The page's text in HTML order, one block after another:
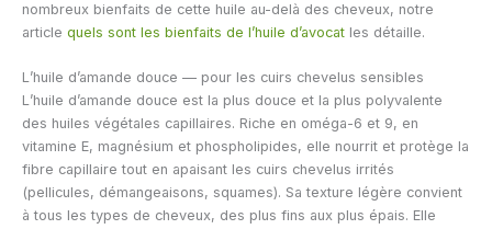
nombreux bienfaits de cette huile au-delà des cheveux, notre
article quels sont les bienfaits de l’huile d’avocat les détaille.
L’huile d’amande douce — pour les cuirs chevelus sensibles
L’huile d’amande douce est la plus douce et la plus polyvalente
des huiles végétales capillaires. Riche en oméga-6 et 9, en
vitamine E, magnésium et phospholipides, elle nourrit et protège la
fibre capillaire tout en apaisant les cuirs chevelus irrités
(pellicules, démangeaisons, squames). Sa texture légère convient
à tous les types de cheveux, des plus fins aux plus épais. Elle